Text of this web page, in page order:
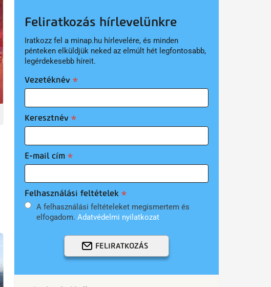
Feliratkozás hírlevelünkre
Iratkozz fel a minap.hu hírlevelére, és minden
pénteken elküldjük neked az elmúlt hét legfontosabb,
legérdekesebb híreit.
Vezetéknév
Keresztnév
E-mail cím
Felhasználási feltételek
A felhasználási feltételeket megismertem és
elfogadom. Adatvédelmi nyilatkozat
FELIRATKOZÁS